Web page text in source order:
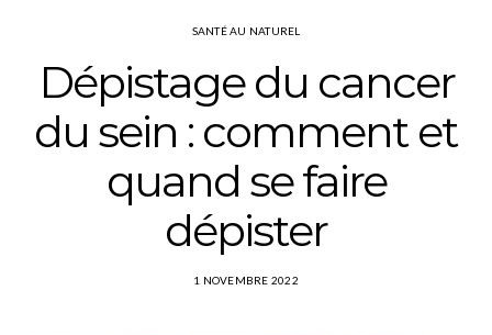
SANTÉ AU NATUREL
Dépistage du cancer
du sein : comment et
quand se faire
dépister
1 NOVEMBRE 2022